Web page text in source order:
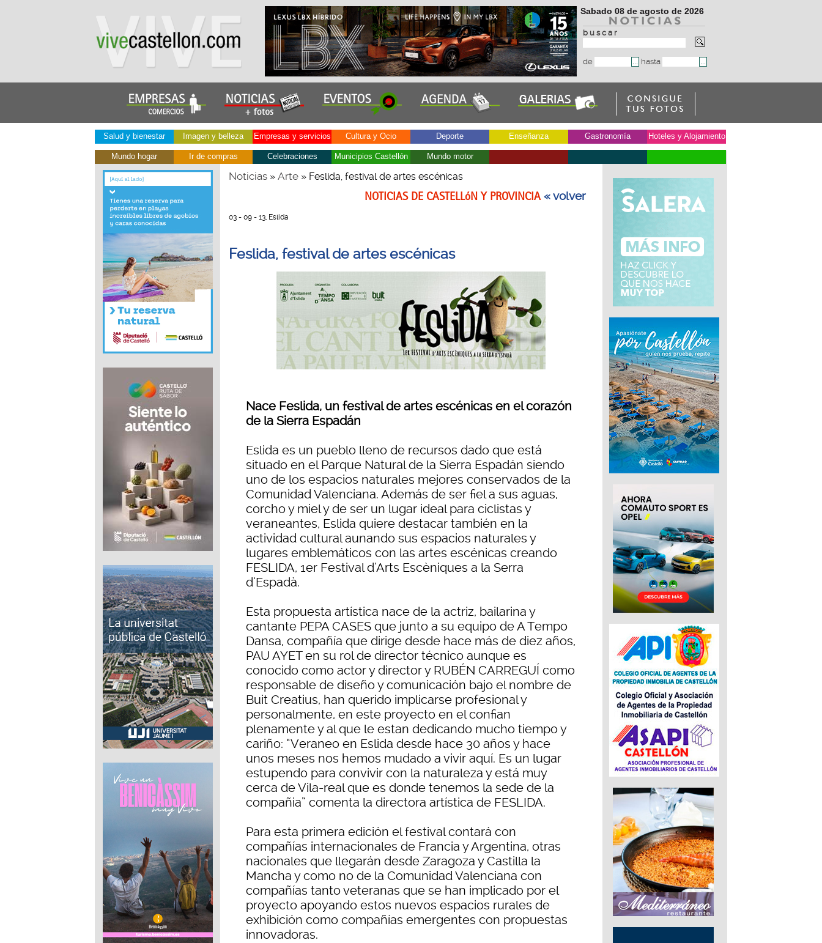
Sabado 08 de agosto de 2026
b u s c a r
de hasta
Salud y bienestar Imagen y belleza Empresas y servicios Cultura y Ocio Deporte Enseñanza Gastronomía Hoteles y Alojamiento
Mundo hogar Ir de compras Celebraciones Municipios Castellón Mundo motor
Noticias» Arte» Feslida, festival de artes escénicas
NOTICIAS DE CASTELLóN Y PROVINCIA« volver
03 - 09 - 13, Eslida
Feslida, festival de artes escénicas
Nace Feslida, un festival de artes escénicas en el corazón
de la Sierra Espadán
Eslida es un pueblo lleno de recursos dado que está
situado en el Parque Natural de la Sierra Espadán siendo
uno de los espacios naturales mejores conservados de la
Comunidad Valenciana. Además de ser fiel a sus aguas,
corcho y miel y de ser un lugar ideal para ciclistas y
veraneantes, Eslida quiere destacar también en la
actividad cultural aunando sus espacios naturales y
lugares emblemáticos con las artes escénicas creando
FESLIDA, 1er Festival d’Arts Escèniques a la Serra
d’Espadà.
Esta propuesta artística nace de la actriz, bailarina y
cantante PEPA CASES que junto a su equipo de A Tempo
Dansa, compañía que dirige desde hace más de diez años,
PAU AYET en su rol de director técnico aunque es
conocido como actor y director y RUBÉN CARREGUÍ como
responsable de diseño y comunicación bajo el nombre de
Buit Creatius, han querido implicarse profesional y
personalmente, en este proyecto en el confian
plenamente y al que le estan dedicando mucho tiempo y
cariño: “Veraneo en Eslida desde hace 30 años y hace
unos meses nos hemos mudado a vivir aquí. Es un lugar
estupendo para convivir con la naturaleza y está muy
cerca de Vila-real que es donde tenemos la sede de la
compañia” comenta la directora artística de FESLIDA.
Para esta primera edición el festival contará con
compañías internacionales de Francia y Argentina, otras
nacionales que llegarán desde Zaragoza y Castilla la
Mancha y como no de la Comunidad Valenciana con
compañías tanto veteranas que se han implicado por el
proyecto apoyando estos nuevos espacios rurales de
exhibición como compañías emergentes con propuestas
innovadoras.